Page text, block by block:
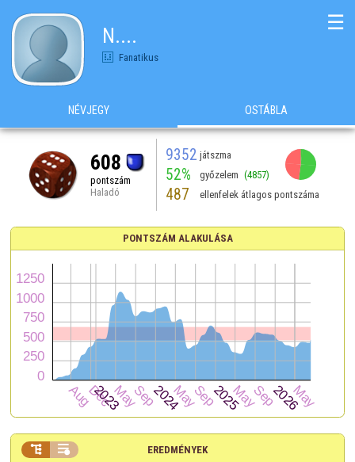
N....
Fanatikus
☰
NÉVJEGY OSTÁBLA
608
pontszám
Haladó
9352 játszma
52% győzelem (4857)
487 ellenfelek átlagos pontszáma
PONTSZÁM ALAKULÁSA
EREDMÉNYEK
 